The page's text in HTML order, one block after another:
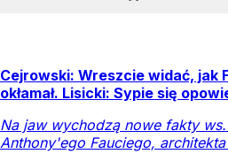
Cejrowski: Wreszcie widać, jak
okłamał. Lisicki: Sypie się
Na jaw wychodzą nowe fakty ws.
Anthony'ego Fauciego,